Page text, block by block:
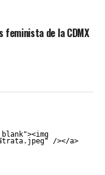
feminista de la CDMX
/></a>